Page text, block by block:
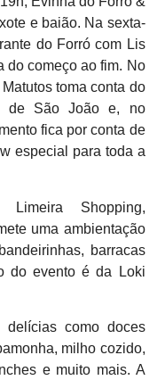
e baião. Na sexta-
do Forró com Lis
do começo ao fim. No
toma conta do
de São João e, no
fica por conta de
especial para toda a
Shopping,
uma ambientação
barracas
do evento é da Loki
como doces
milho cozido,
e muito mais. A